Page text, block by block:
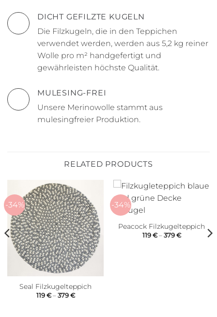
DICHT GEFILZTE KUGELN
Die Filzkugeln, die in den Teppichen
verwendet werden, werden aus 5,2 kg reiner
Wolle pro m² handgefertigt und
gewährleisten höchste Qualität.
MULESING-FREI
Unsere Merinowolle stammt aus
mulesingfreier Produktion.
RELATED PRODUCTS
-34%
Seal Filzkugelteppich
119€ – 379€Price
-34%
Peacock Filzkugelteppich
119€ – 379€Price